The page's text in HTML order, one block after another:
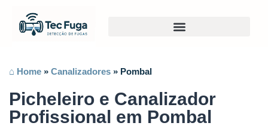
⌂ Home » Canalizadores » Pombal
Picheleiro e Canalizador
Profissional em Pombal